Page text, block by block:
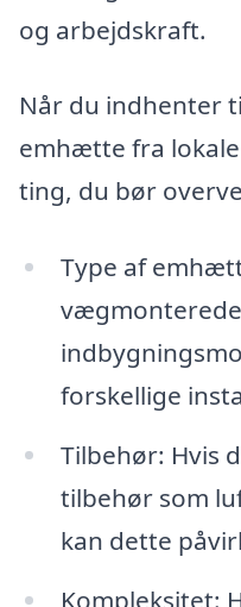
og arbejdskraft.
Når du indhenter
emhætte fra
ting, du bør
Type af
forskellige
Tilbehør: Hvis
tilbehør som
kan dette
Kompleksitet: